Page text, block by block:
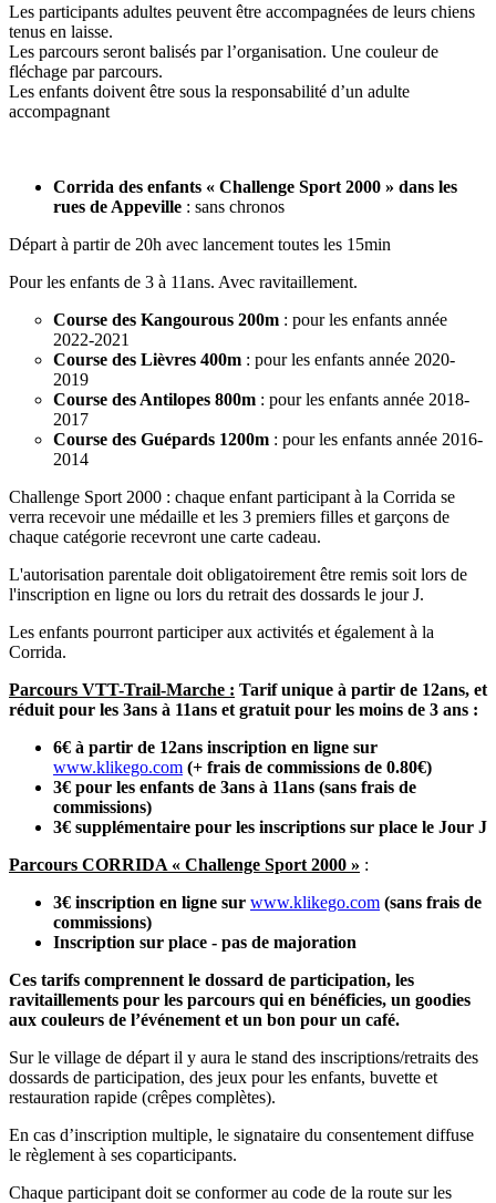
Les participants adultes peuvent être accompagnées de leurs chiens
tenus en laisse.
Les parcours seront balisés par l’organisation. Une couleur de
fléchage par parcours.
Les enfants doivent être sous la responsabilité d’un adulte
accompagnant
Corrida des enfants « Challenge Sport 2000 » dans les
rues de Appeville : sans chronos
Départ à partir de 20h avec lancement toutes les 15min
Pour les enfants de 3 à 11ans. Avec ravitaillement.
Course des Kangourous 200m : pour les enfants année
2022-2021
Course des Lièvres 400m : pour les enfants année 2020-
2019
Course des Antilopes 800m : pour les enfants année 2018-
2017
Course des Guépards 1200m : pour les enfants année 2016-
2014
Challenge Sport 2000 : chaque enfant participant à la Corrida se
verra recevoir une médaille et les 3 premiers filles et garçons de
chaque catégorie recevront une carte cadeau.
L'autorisation parentale doit obligatoirement être remis soit lors de
l'inscription en ligne ou lors du retrait des dossards le jour J.
Les enfants pourront participer aux activités et également à la
Corrida.
Parcours VTT-Trail-Marche : Tarif unique à partir de 12ans, et
réduit pour les 3ans à 11ans et gratuit pour les moins de 3 ans :
6€ à partir de 12ans inscription en ligne sur
www.klikego.com (+ frais de commissions de 0.80€)
3€ pour les enfants de 3ans à 11ans (sans frais de
commissions)
3€ supplémentaire pour les inscriptions sur place le Jour J
Parcours CORRIDA « Challenge Sport 2000 » :
3€ inscription en ligne sur www.klikego.com (sans frais de
commissions)
Inscription sur place - pas de majoration
Ces tarifs comprennent le dossard de participation, les
ravitaillements pour les parcours qui en bénéficies, un goodies
aux couleurs de l’événement et un bon pour un café.
Sur le village de départ il y aura le stand des inscriptions/retraits des
dossards de participation, des jeux pour les enfants, buvette et
restauration rapide (crêpes complètes).
En cas d’inscription multiple, le signataire du consentement diffuse
le règlement à ses coparticipants.
Chaque participant doit se conformer au code de la route sur les